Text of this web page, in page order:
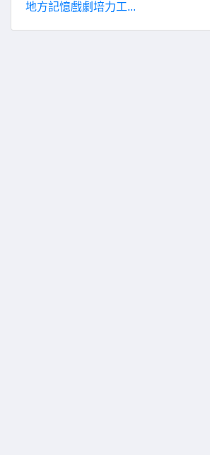
地方記憶戲劇培力工...